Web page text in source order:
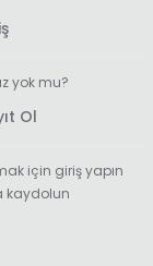
yok mu?
Ol
için giriş yapın
kaydolun